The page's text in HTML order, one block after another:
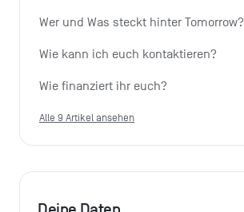
Wer und Was steckt hinter Tomorrow?
Wie kann ich euch kontaktieren?
Wie finanziert ihr euch?
Alle 9 Artikel ansehen